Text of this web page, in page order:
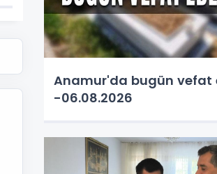
Anamur'da bugün vefat
-06.08.2026